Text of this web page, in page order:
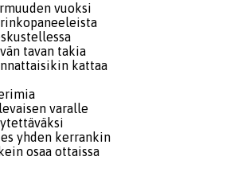
vuoksi
tavan takia
kattaa
varalle
yhden kerrankin
osaa ottaissa